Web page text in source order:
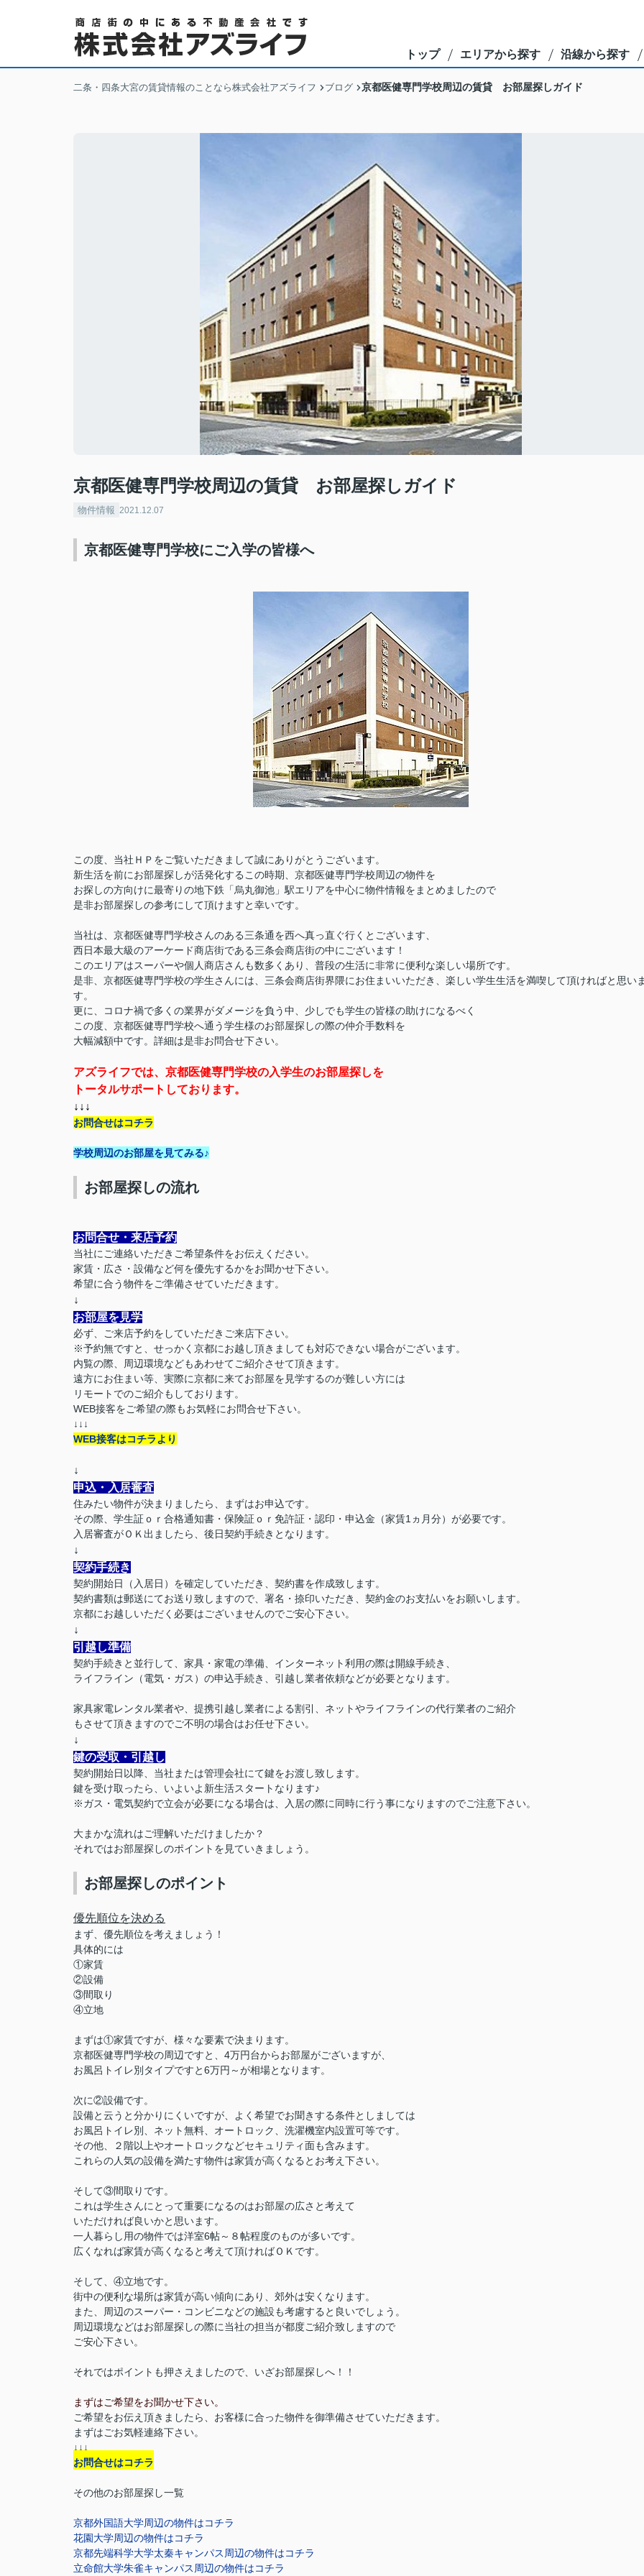
トップ エリアから探す 沿線から探す
二条・四条大宮の賃貸情報のことなら株式会社アズライフ ブログ 京都医健専門学校周辺の賃貸 お部屋探しガイド
京都医健専門学校周辺の賃貸 お部屋探しガイド
物件情報 2021.12.07
京都医健専門学校にご入学の皆様へ
この度、 当社ＨＰをご覧いただきまして誠にありがとうございます。
新生活を前にお部屋探しが活発化するこの時期、京都医健専門学校周辺の物件を
お探しの方向けに最寄りの地下鉄「烏丸御池」駅エリアを中心に物件情報をまとめましたので
是非お部屋探しの参考にして頂けますと幸いです。
当社は、京都医健専門学校さんのある三条通を西へ真っ直ぐ行くとございます、
西日本最大級のアーケード商店街である三条会商店街の中にございます！
このエリアはスーパーや個人商店さんも数多くあり、普段の生活に非常に便利な楽しい場所です。
是非、京都医健専門学校の学生さんには、三条会商店街界隈にお住まいいただき、楽しい学生生活を満喫して頂ければと思い
す。
更に、コロナ禍で多くの業界がダメージを負う中、少しでも学生の皆様の助けになるべく
この度、京都医健専門学校へ通う学生様のお部屋探しの際の仲介手数料を
大幅減額中です。詳細は是非お問合せ下さい。
アズライフでは、京都医健専門学校の入学生のお部屋探しを
トータルサポートしております。
↓↓↓
お問合せはコチラ
学校周辺のお部屋を見てみる♪
お部屋探しの流れ
お問合せ・来店予約
当社にご連絡いただきご希望条件をお伝えください。
家賃・広さ・設備など何を優先するかをお聞かせ下さい。
希望に合う物件をご準備させていただきます。
↓
お部屋を見学
必ず、ご来店予約をしていただきご来店下さい。
※予約無ですと、せっかく京都にお越し頂きましても対応できない場合がございます。
内覧の際、周辺環境などもあわせてご紹介させて頂きます。
遠方にお住まい等、実際に京都に来てお部屋を見学するのが難しい方には
リモートでのご紹介もしております。
WEB接客をご希望の際もお気軽にお問合せ下さい。
↓↓↓
WEB接客はコチラより
↓
申込・入居審査
住みたい物件が決まりましたら、まずはお申込です。
その際、学生証ｏｒ合格通知書・保険証ｏｒ免許証・認印・申込金（家賃1ヵ月分）が必要です。
入居審査がＯＫ出ましたら、後日契約手続きとなります。
↓
契約手続き
契約開始日（入居日）を確定していただき、契約書を作成致します。
契約書類は郵送にてお送り致しますので、署名・捺印いただき、契約金のお支払いをお願いします。
京都にお越しいただく必要はございませんのでご安心下さい。
↓
引越し準備
契約手続きと並行して、家具・家電の準備、インターネット利用の際は開線手続き、
ライフライン（電気・ガス）の申込手続き、引越し業者依頼などが必要となります。
家具家電レンタル業者や、提携引越し業者による割引、ネットやライフラインの代行業者のご紹介
もさせて頂きますのでご不明の場合はお任せ下さい。
↓
鍵の受取・引越し
契約開始日以降、当社または管理会社にて鍵をお渡し致します。
鍵を受け取ったら、いよいよ新生活スタートなります♪
※ガス・電気契約で立会が必要になる場合は、入居の際に同時に行う事になりますのでご注意下さい。
大まかな流れはご理解いただけましたか？
それではお部屋探しのポイントを見ていきましょう。
お部屋探しのポイント
優先順位を決める
まず、優先順位を考えましょう！
具体的には
①家賃
②設備
③間取り
④立地
まずは①家賃ですが、様々な要素で決まります。
京都医健専門学校の周辺ですと、4万円台からお部屋がございますが、
お風呂トイレ別タイプですと6万円～が相場となります。
次に②設備です。
設備と云うと分かりにくいですが、よく希望でお聞きする条件としましては
お風呂トイレ別、ネット無料、オートロック、洗濯機室内設置可等です。
その他、２階以上やオートロックなどセキュリティ面も含みます。
これらの人気の設備を満たす物件は家賃が高くなるとお考え下さい。
そして③間取りです。
これは学生さんにとって重要になるのはお部屋の広さと考えて
いただければ良いかと思います。
一人暮らし用の物件では洋室6帖～８帖程度のものが多いです。
広くなれば家賃が高くなると考えて頂ければＯＫです。
そして、④立地です。
街中の便利な場所は家賃が高い傾向にあり、郊外は安くなります。
また、周辺のスーパー・コンビニなどの施設も考慮すると良いでしょう。
周辺環境などはお部屋探しの際に当社の担当が都度ご紹介致しますので
ご安心下さい。
それではポイントも押さえましたので、いざお部屋探しへ！！
まずはご希望をお聞かせ下さい。
ご希望をお伝え頂きましたら、お客様に合った物件を御準備させていただきます。
まずはごお気軽連絡下さい。
↓↓↓
お問合せはコチラ
その他のお部屋探し一覧
京都外国語大学周辺の物件はコチラ
花園大学周辺の物件はコチラ
京都先端科学大学太秦キャンパス周辺の物件はコチラ
立命館大学朱雀キャンパス周辺の物件はコチラ